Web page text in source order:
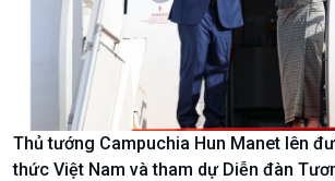
Nam
Thủ tướng Campuchia Hun Manet lên
thức Việt Nam và tham dự Diễn đàn